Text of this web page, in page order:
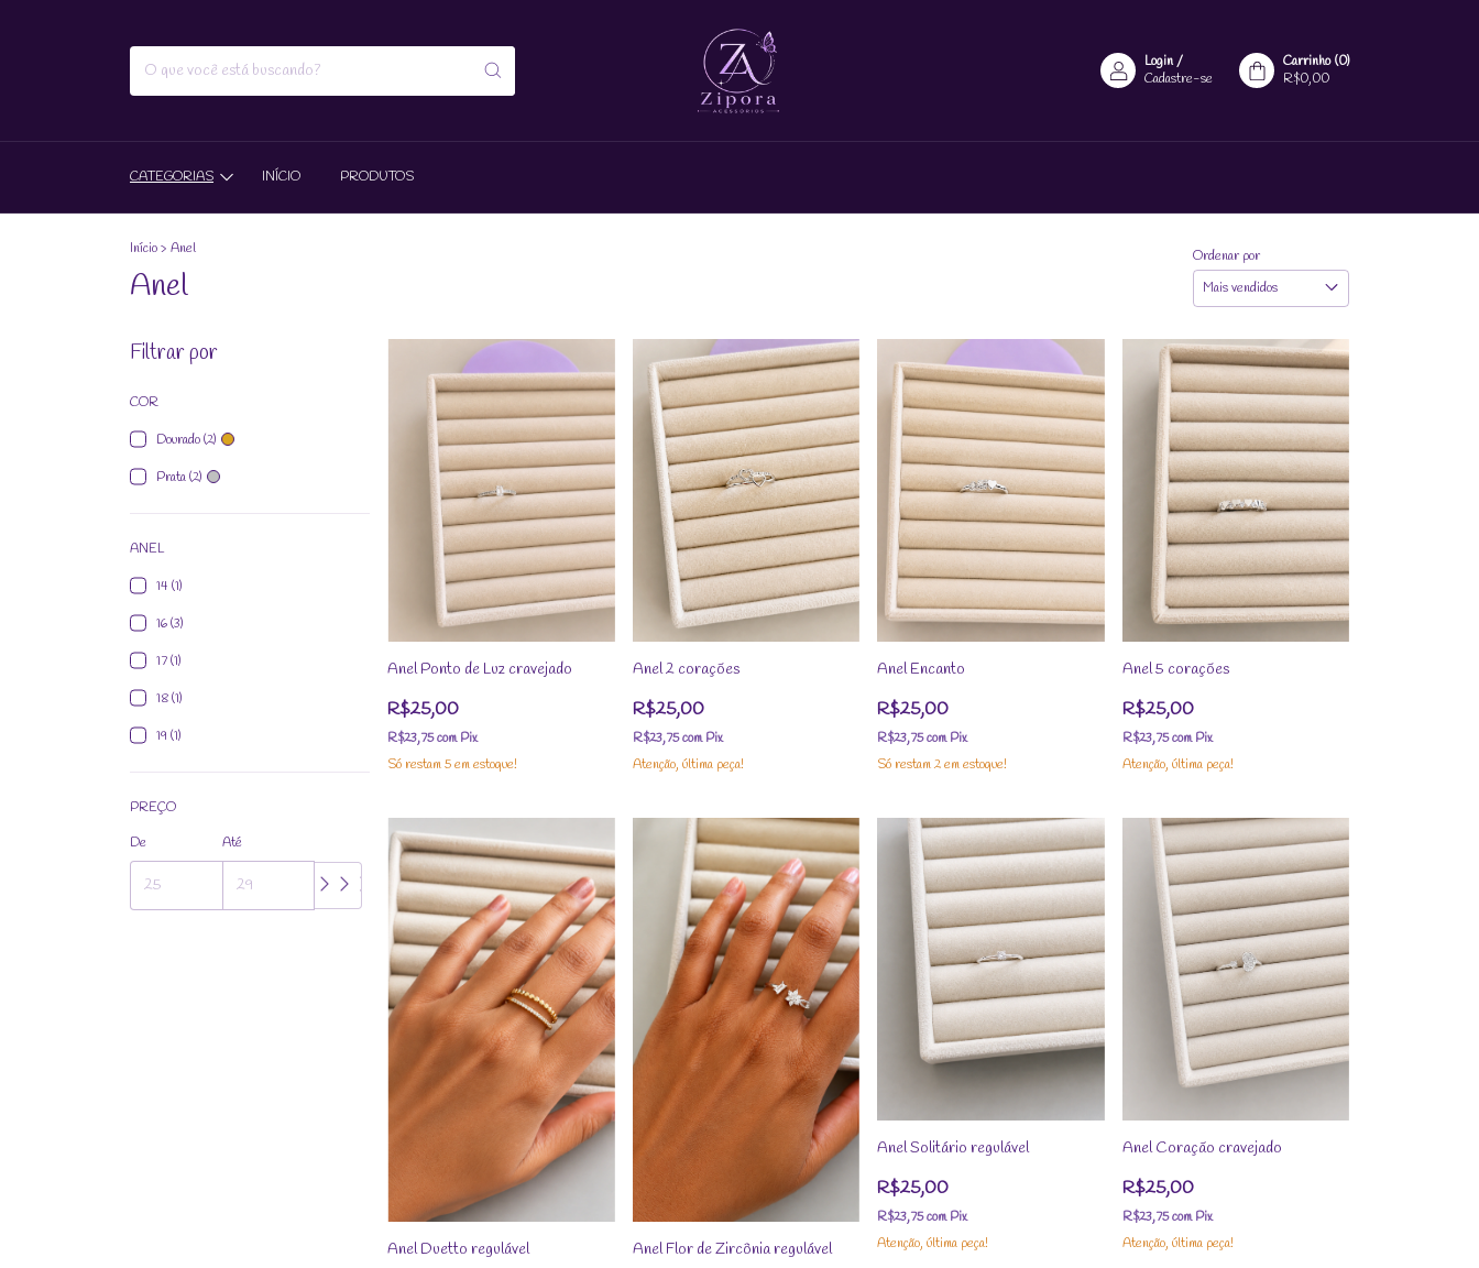
Login/
Cadastre-se
Carrinho (0)
R$0,00
CATEGORIAS INÍCIO PRODUTOS
Início> Anel
Anel
Ordenar por
Filtrar por
COR
Dourado (2)
Prata (2)
ANEL
14 (1)
16 (3)
17 (1)
18 (1)
19 (1)
PREÇO
De
Até
Anel Ponto de Luz cravejado
R$25,00
R$23,75com Pix
Só restam5em estoque!
Anel 2 corações
R$25,00
R$23,75com Pix
Atenção, última peça!
Anel Encanto
R$25,00
R$23,75com Pix
Só restam2em estoque!
Anel 5 corações
R$25,00
R$23,75com Pix
Atenção, última peça!
Anel Duetto regulável Anel Flor de Zircônia regulável
Anel Solitário regulável
R$25,00
R$23,75com Pix
Atenção, última peça!
Anel Coração cravejado
R$25,00
R$23,75com Pix
Atenção, última peça!